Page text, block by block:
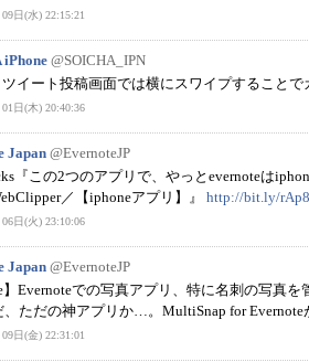
日(水) 22:15:21
iPhone@SOICHA_IPN
ツイート投稿画面では横にスワイプすること
日(木) 20:40:36
Japan@EvernoteJP
『この2つのアプリで、やっとevernoteは
／【iphoneアプリ】』 http://bit.ly/
日(火) 23:10:06
Japan@EvernoteJP
】Evernoteでの写真アプリ、特に名刺の写真
、ただの神アプリか…。MultiSnap for Evernote
日(金) 22:31:01